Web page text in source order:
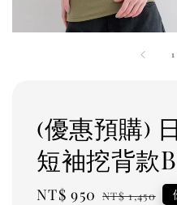
1
(優惠預購)
短袖挖背款
Sale
NT$ 950 Regular
NT$ 1,450